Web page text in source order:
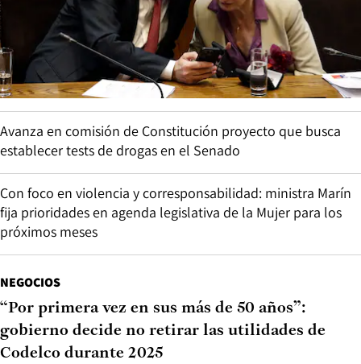
Avanza en comisión de Constitución proyecto que busca
establecer tests de drogas en el Senado
Con foco en violencia y corresponsabilidad: ministra Marín
fija prioridades en agenda legislativa de la Mujer para los
próximos meses
NEGOCIOS
“Por primera vez en sus más de 50 años”:
gobierno decide no retirar las utilidades de
Codelco durante 2025